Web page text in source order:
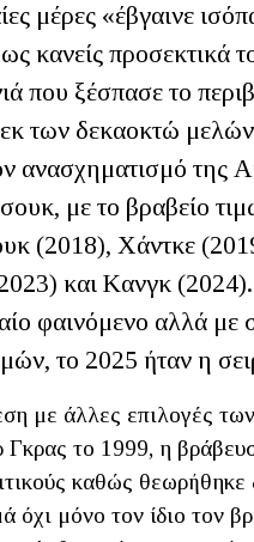
μέρες «έβγαινε
κανείς προσεκτικά
που ξέσπασε το
των δεκαοκτώ
ανασχηματισμό της
με το βραβείο
(2018), Χάντκε
και Kανγκ
φαινόμενο αλλά με
το 2025 ήταν η
με άλλες επιλογές
το 1999, η
καθώς θεωρήθηκε
όχι μόνο τον ίδιο τον